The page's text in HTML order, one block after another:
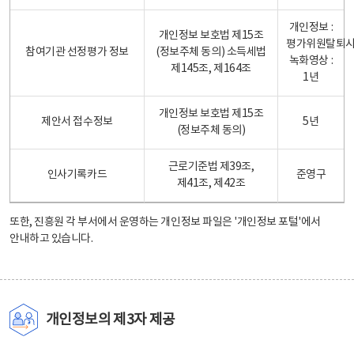
참여기관 선정평가 정보
개인정보 보호법 제15조
(정보주체 동의) 소득세법
제145조, 제164조
개인정보 :
평가위원탈퇴
녹화영상 :
1년
제안서 접수정보
개인정보 보호법 제15조
(정보주체 동의)
5년
인사기록카드
근로기준법 제39조,
제41조, 제42조
준영구
또한, 진흥원 각 부서에서 운영하는 개인정보 파일은 '개인정보 포털'에서
안내하고 있습니다.
개인정보의 제3자 제공